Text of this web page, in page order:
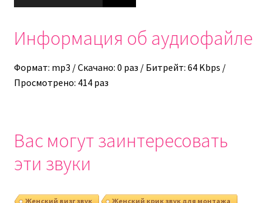
Информация об аудиофайле
Формат: mp3 / Скачано: 0 раз / Битрейт: 64 Kbps /
Просмотрено: 414 раз
Вас могут заинтересовать
эти звуки
Женский визг звук Женский крик звук для монтажа